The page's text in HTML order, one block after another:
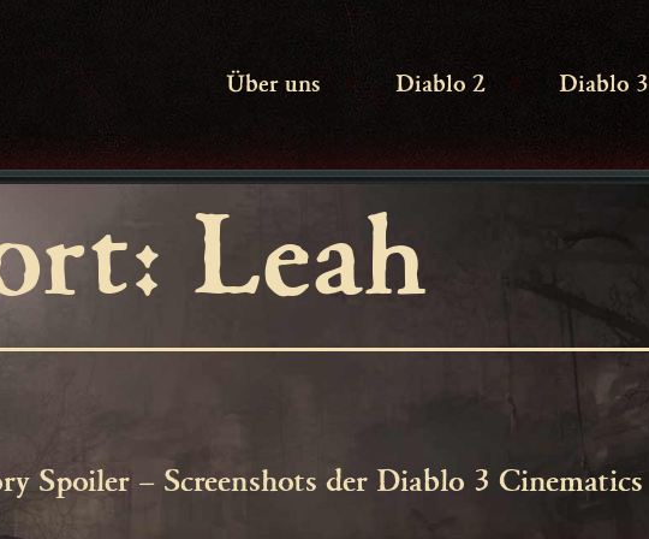
Über uns
MenüDiablo 2
MenüDiablo 3
Leah
Spoiler – Screenshots der Diablo 3 Cinematics